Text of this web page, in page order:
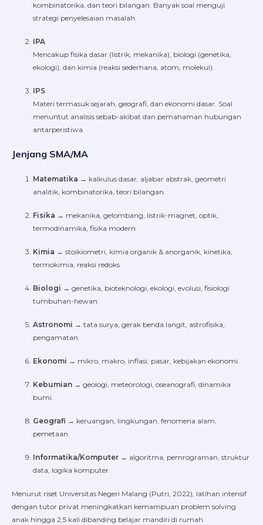
kombinatorika, dan teori bilangan. Banyak soal menguji
strategi penyelesaian masalah.
IPA
Mencakup fisika dasar (listrik, mekanika), biologi (genetika,
ekologi), dan kimia (reaksi sederhana, atom, molekul).
IPS
Materi termasuk sejarah, geografi, dan ekonomi dasar. Soal
menuntut analisis sebab-akibat dan pemahaman hubungan
antarperistiwa.
Jenjang SMA/MA
Matematika → kalkulus dasar, aljabar abstrak, geometri
analitik, kombinatorika, teori bilangan.
Fisika → mekanika, gelombang, listrik-magnet, optik,
termodinamika, fisika modern.
Kimia → stoikiometri, kimia organik & anorganik, kinetika,
termokimia, reaksi redoks.
Biologi → genetika, bioteknologi, ekologi, evolusi, fisiologi
tumbuhan-hewan.
Astronomi → tata surya, gerak benda langit, astrofisika,
pengamatan.
Ekonomi → mikro, makro, inflasi, pasar, kebijakan ekonomi.
Kebumian → geologi, meteorologi, oseanografi, dinamika
bumi.
Geografi → keruangan, lingkungan, fenomena alam,
pemetaan.
Informatika/Komputer → algoritma, pemrograman, struktur
data, logika komputer.
Menurut riset Universitas Negeri Malang (Putri, 2022), latihan intensif
dengan tutor privat meningkatkan kemampuan problem solving
anak hingga 2,5 kali dibanding belajar mandiri di rumah.